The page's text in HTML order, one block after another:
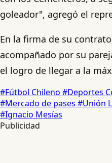
goleador", agregó el
En la firma de su
acompañado por su
el logro de llegar a la
#Fútbol Chileno #Deportes
#Mercado de pases #Unión
#Ignacio Mesías
Publicidad